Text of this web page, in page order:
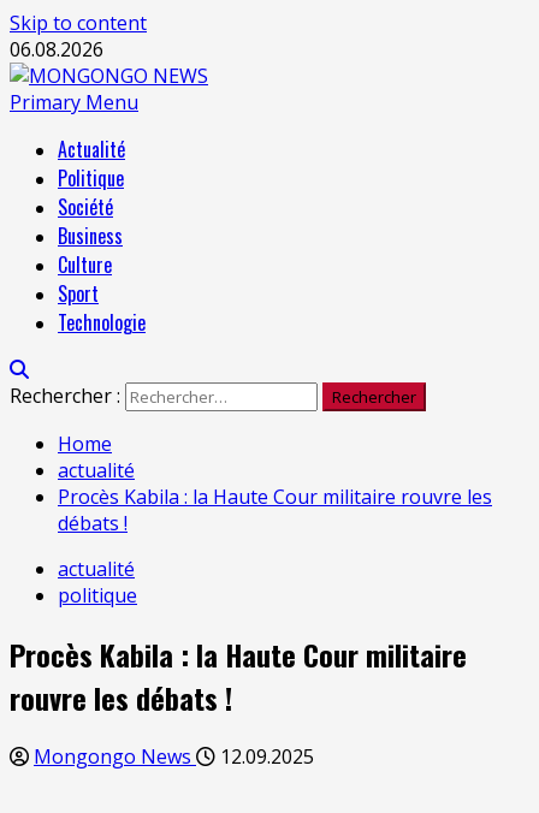
Skip to content
06.08.2026
Primary Menu
Actualité
Politique
Société
Business
Culture
Sport
Technologie
Rechercher :
Home
actualité
Procès Kabila : la Haute Cour militaire rouvre les
débats !
actualité
politique
Procès Kabila : la Haute Cour militaire
rouvre les débats !
Mongongo News 12.09.2025